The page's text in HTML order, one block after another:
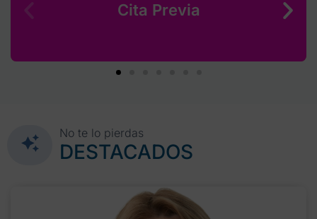
Cita Previa
No te lo pierdas
DESTACADOS